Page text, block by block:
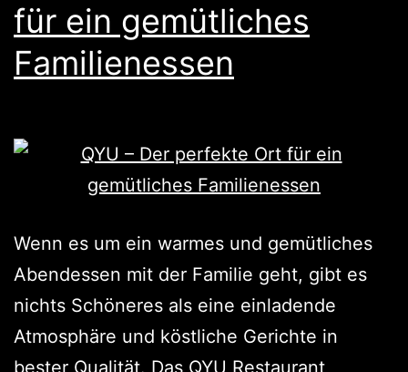
für ein gemütliches
Familienessen
Wenn es um ein warmes und gemütliches
Abendessen mit der Familie geht, gibt es
nichts Schöneres als eine einladende
Atmosphäre und köstliche Gerichte in
bester Qualität. Das QYU Restaurant